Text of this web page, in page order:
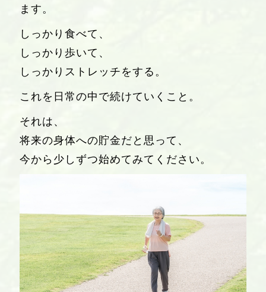
ます。
しっかり食べて、
しっかり歩いて、
しっかりストレッチをする。
これを日常の中で続けていくこと。
それは、
将来の身体への貯金だと思って、
今から少しずつ始めてみてください。